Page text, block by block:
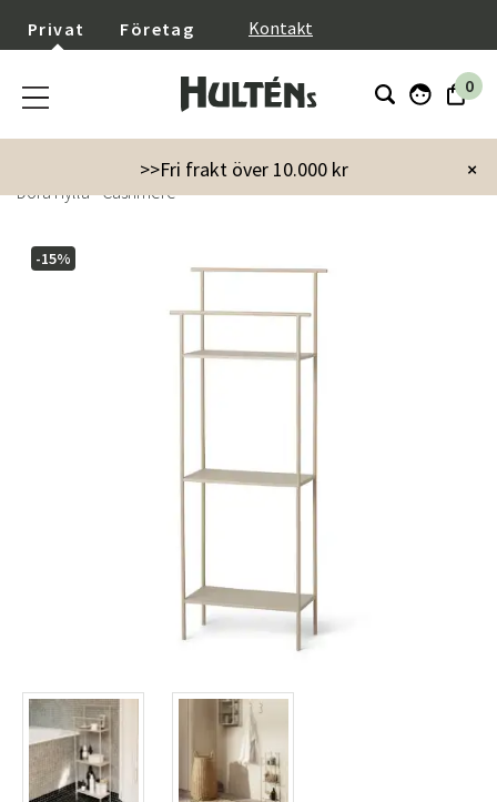
Privat Företag Kontakt
0
×
>>Fri frakt över 10.000 kr
Möbler Förvaringsmöbler
Hyllor
Dora Hylla - Cashmere
-15%